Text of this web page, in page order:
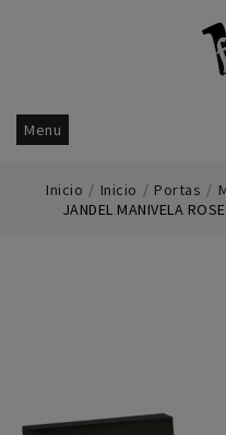
Menu
Inicio Inicio Portas
JANDEL MANIVELA